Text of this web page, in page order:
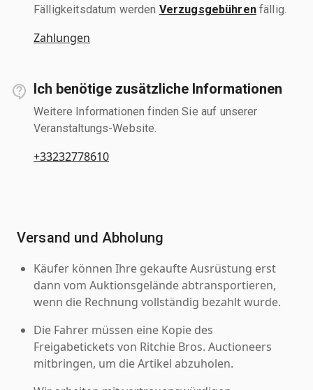
Fälligkeitsdatum werden Verzugsgebührenfällig.
Zahlungen
Ich benötige zusätzliche Informationen
Weitere Informationen finden Sie auf unserer
Veranstaltungs-Website.
+33232778610
Versand und Abholung
Käufer können Ihre gekaufte Ausrüstung erst
dann vom Auktionsgelände abtransportieren,
wenn die Rechnung vollständig bezahlt wurde.
Die Fahrer müssen eine Kopie des
Freigabetickets von Ritchie Bros. Auctioneers
mitbringen, um die Artikel abzuholen.